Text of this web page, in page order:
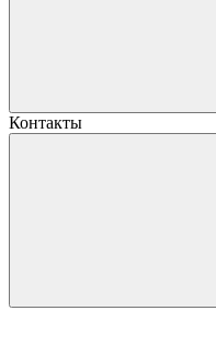
Контакты